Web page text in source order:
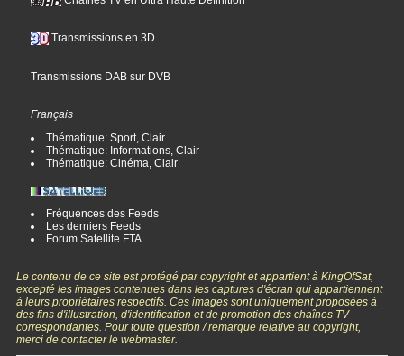
Transmissions en 3D
Transmissions DAB sur DVB
Français
Thématique: Sport, Clair
Thématique: Informations, Clair
Thématique: Cinéma, Clair
Fréquences des Feeds
Les derniers Feeds
Forum Satellite FTA
Le contenu de ce site est protégé par copyright et appartient à KingOfSat,
excepté les images contenues dans les captures d'écran qui appartiennent
à leurs propriétaires respectifs. Ces images sont uniquement proposées à
des fins d'illustration, d'identification et de promotion des chaînes TV
correspondantes. Pour toute question / remarque relative au copyright,
merci de contacter le webmaster.